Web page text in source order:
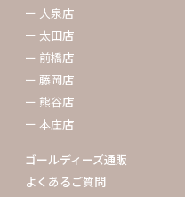
ー 大泉店
ー 太田店
ー 前橋店
ー 藤岡店
ー 熊谷店
ー 本庄店
ゴールディーズ通販
よくあるご質問